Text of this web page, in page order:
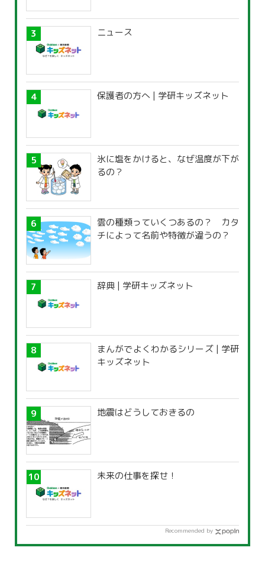
ニュース
保護者の方へ | 学研キッズネット
氷に塩をかけると、なぜ温度が下が
るの？
雲の種類っていくつあるの？ カタ
チによって名前や特徴が違うの？
辞典 | 学研キッズネット
まんがでよくわかるシリーズ | 学研
キッズネット
地震はどうしておきるの
未来の仕事を探せ！
Recommended by